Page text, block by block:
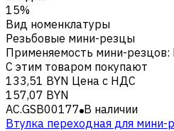
15%
Вид номенклатуры
Резьбовые мини-резцы
Применяемость мини-резцов:
С этим товаром покупают
133,51 BYN Цена с НДС
157,07 BYN
AC.GSB00177 В наличии
Втулка переходная для